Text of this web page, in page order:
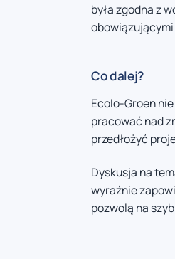
była zgodna z
Co dalej?
Ecolo-Groen
pracować nad
przedłożyć
Dyskusja na
wyraźnie
pozwolą na